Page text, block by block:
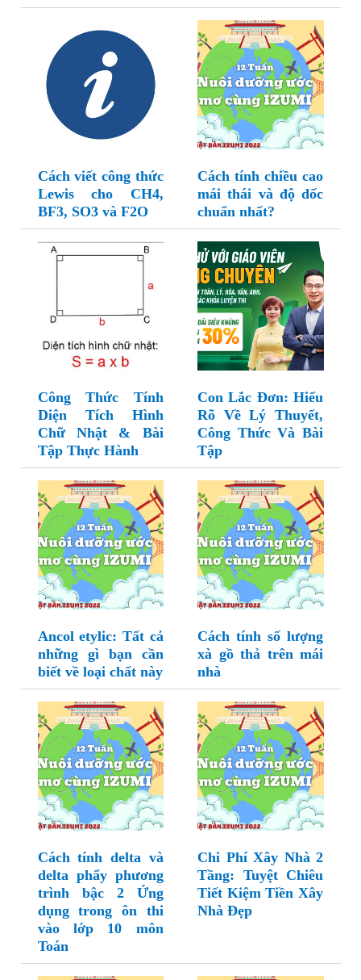
Cách viết công thức
Lewis cho CH4,
BF3, SO3 và F2O
Cách tính chiều cao
mái thái và độ dốc
chuẩn nhất?
Công Thức Tính
Diện Tích Hình
Chữ Nhật & Bài
Tập Thực Hành
Con Lắc Đơn: Hiểu
Rõ Về Lý Thuyết,
Công Thức Và Bài
Tập
Ancol etylic: Tất cả
những gì bạn cần
biết về loại chất này
Cách tính số lượng
xà gồ thả trên mái
nhà
Cách tính delta và
delta phẩy phương
trình bậc 2 Ứng
dụng trong ôn thi
vào lớp 10 môn
Toán
Chi Phí Xây Nhà 2
Tầng: Tuyệt Chiêu
Tiết Kiệm Tiền Xây
Nhà Đẹp